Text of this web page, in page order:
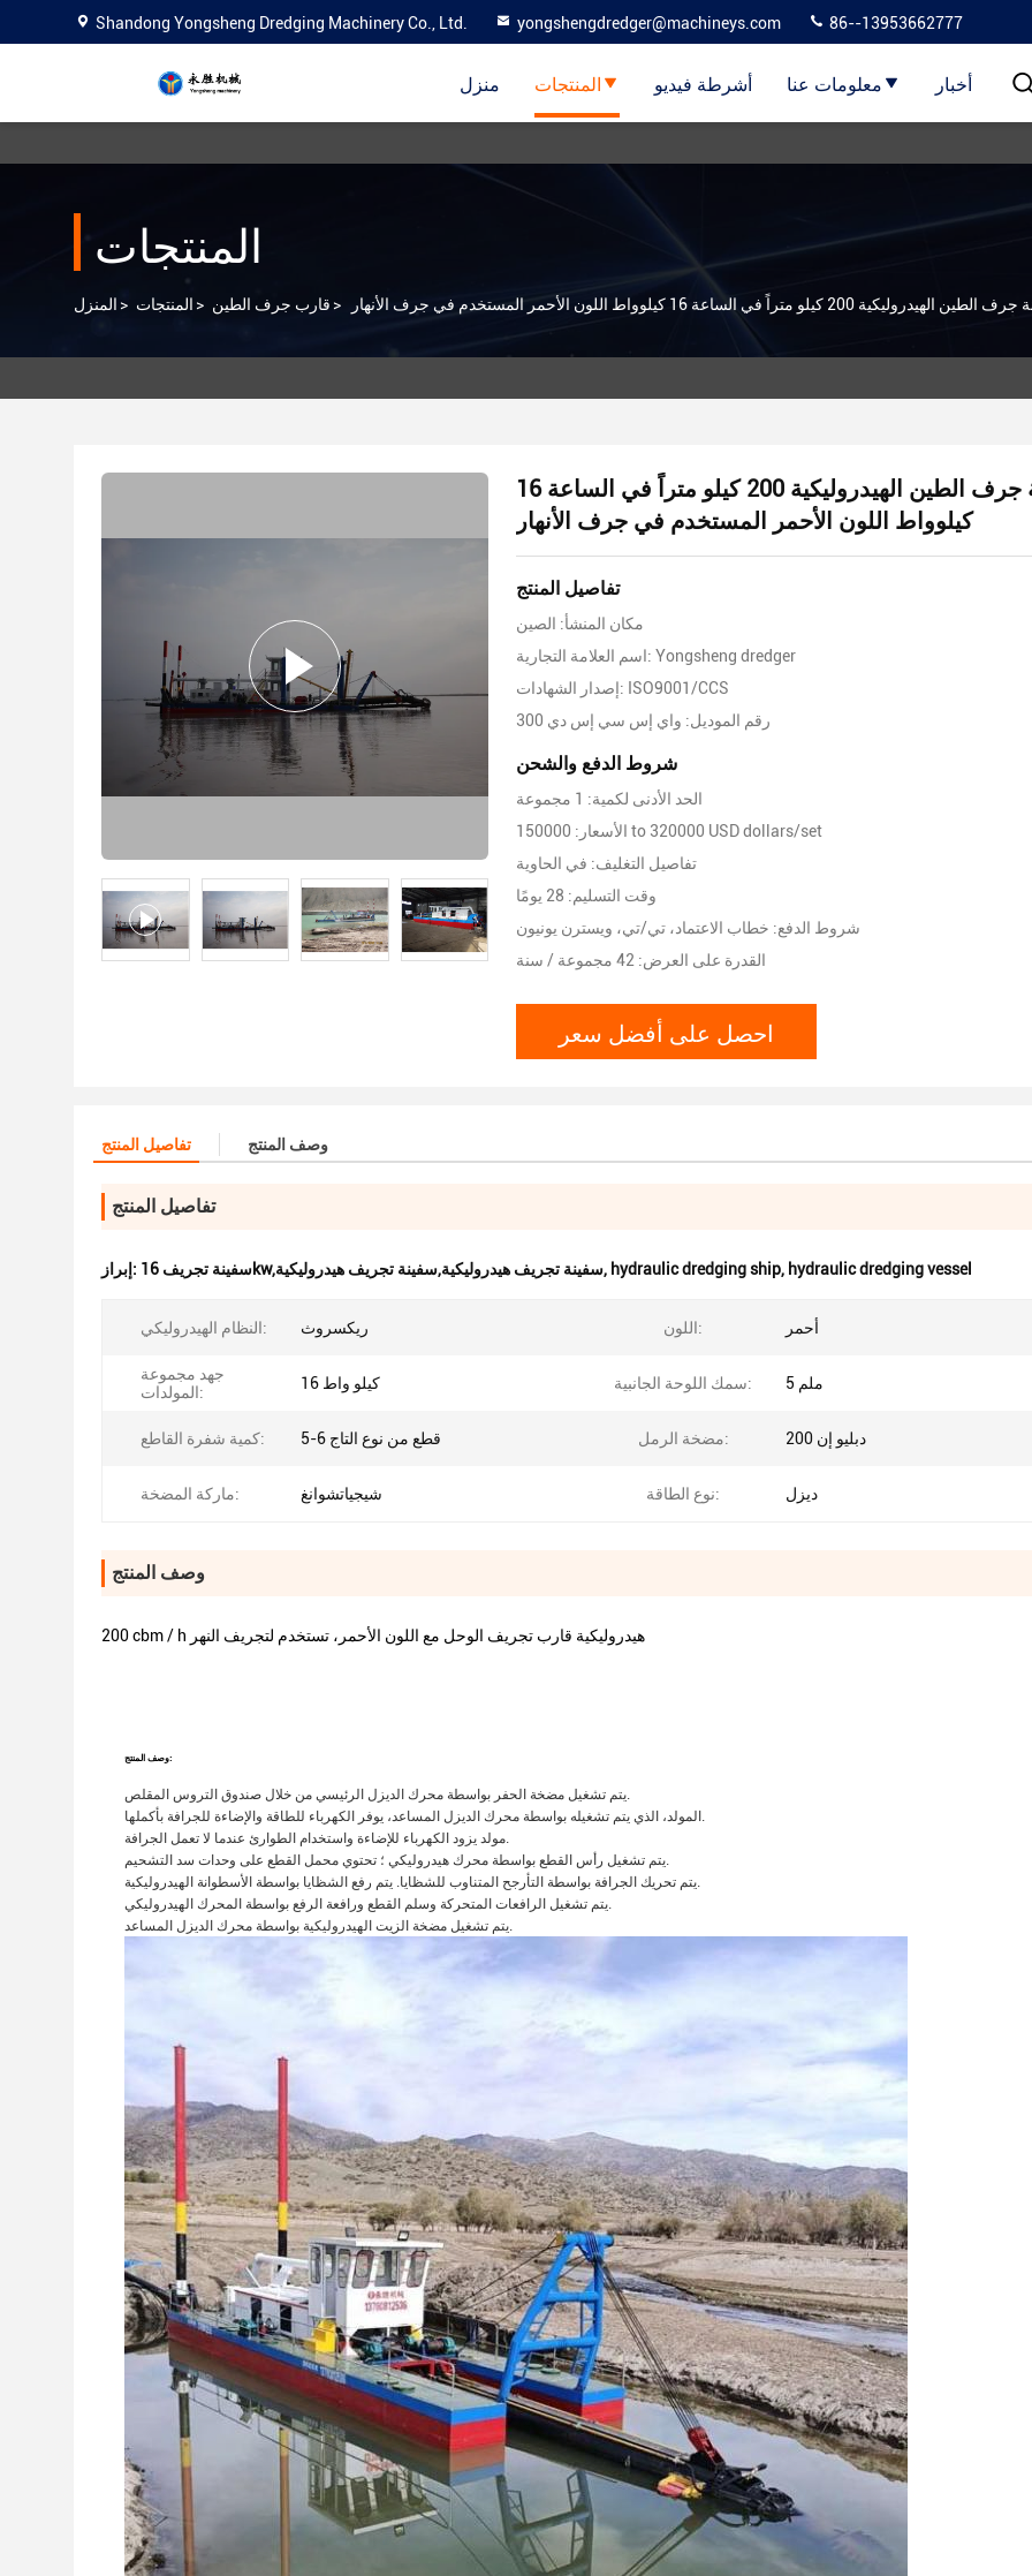
Shandong Yongsheng Dredging Machinery Co., Ltd. yongshengdredger@machineys.com 86--13953662777
منزل المنتجات أشرطة فيديو معلومات عنا أخبار
المنتجات
المنزل > المنتجات > قارب جرف الطين > 200 كيلو متراً في الساعة 16 كيلوواط اللون الأحمر المستخدم في جرف الأنهار
سفينة جرف الطين الهيدروليكية 200 كيلو متراً في الساعة 16
كيلوواط اللون الأحمر المستخدم في جرف الأنهار
تفاصيل المنتج
مكان المنشأ: الصين
اسم العلامة التجارية: Yongsheng dredger
إصدار الشهادات: ISO9001/CCS
رقم الموديل: واي إس سي إس دي 300
شروط الدفع والشحن
الحد الأدنى لكمية: 1 مجموعة
الأسعار: 150000 to 320000 USD dollars/set
تفاصيل التغليف: في الحاوية
وقت التسليم: 28 يومًا
شروط الدفع: خطاب الاعتماد، تي/تي، ويسترن يونيون
القدرة على العرض: 42 مجموعة / سنة
احصل على أفضل سعر
تفاصيل المنتج وصف المنتج
تفاصيل المنتج
إبراز: سفينة تجريف 16kw,سفينة تجريف هيدروليكية,سفينة تجريف هيدروليكية, hydraulic dredging ship, hydraulic dredging vessel
النظام الهيدروليكي: ريكسروث اللون: أحمر
جهد مجموعة
المولدات:
16 كيلو واط سمك اللوحة الجانبية: 5 ملم
كمية شفرة القاطع: 5-6 قطع من نوع التاج مضخة الرمل: دبليو إن 200
ماركة المضخة: شيجياتشوانغ نوع الطاقة: ديزل
وصف المنتج
200 cbm / h هيدروليكية قارب تجريف الوحل مع اللون الأحمر، تستخدم لتجريف النهر
وصف المنتج:
يتم تشغيل مضخة الحفر بواسطة محرك الديزل الرئيسي من خلال صندوق التروس المقلص.
المولد، الذي يتم تشغيله بواسطة محرك الديزل المساعد، يوفر الكهرباء للطاقة والإضاءة للجرافة بأكملها.
مولد يزود الكهرباء للإضاءة واستخدام الطوارئ عندما لا تعمل الجرافة.
يتم تشغيل رأس القطع بواسطة محرك هيدروليكي ؛ تحتوي محمل القطع على وحدات سد التشحيم.
يتم تحريك الجرافة بواسطة التأرجح المتناوب للشظايا. يتم رفع الشظايا بواسطة الأسطوانة الهيدروليكية.
يتم تشغيل الرافعات المتحركة وسلم القطع ورافعة الرفع بواسطة المحرك الهيدروليكي.
يتم تشغيل مضخة الزيت الهيدروليكية بواسطة محرك الديزل المساعد.